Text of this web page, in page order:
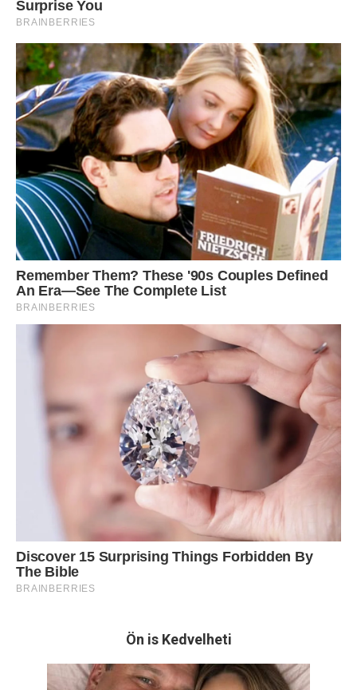
Ön is Kedvelheti